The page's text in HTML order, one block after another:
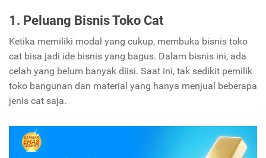
1. Peluang Bisnis Toko Cat
Ketika memiliki modal yang cukup, membuka bisnis toko
cat bisa jadi ide bisnis yang bagus. Dalam bisnis ini, ada
celah yang belum banyak diisi. Saat ini, tak sedikit pemilik
toko bangunan dan material yang hanya menjual beberapa
jenis cat saja.